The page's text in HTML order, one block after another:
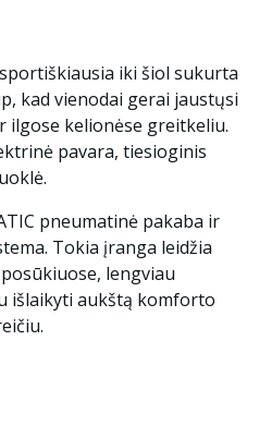
iki šiol sukurta
kad vienodai gerai jaustųsi
ilgose kelionėse greitkeliu.
pavara, tiesioginis
pneumatinė pakaba ir
Tokia įranga leidžia
lengviau
išlaikyti aukštą komforto